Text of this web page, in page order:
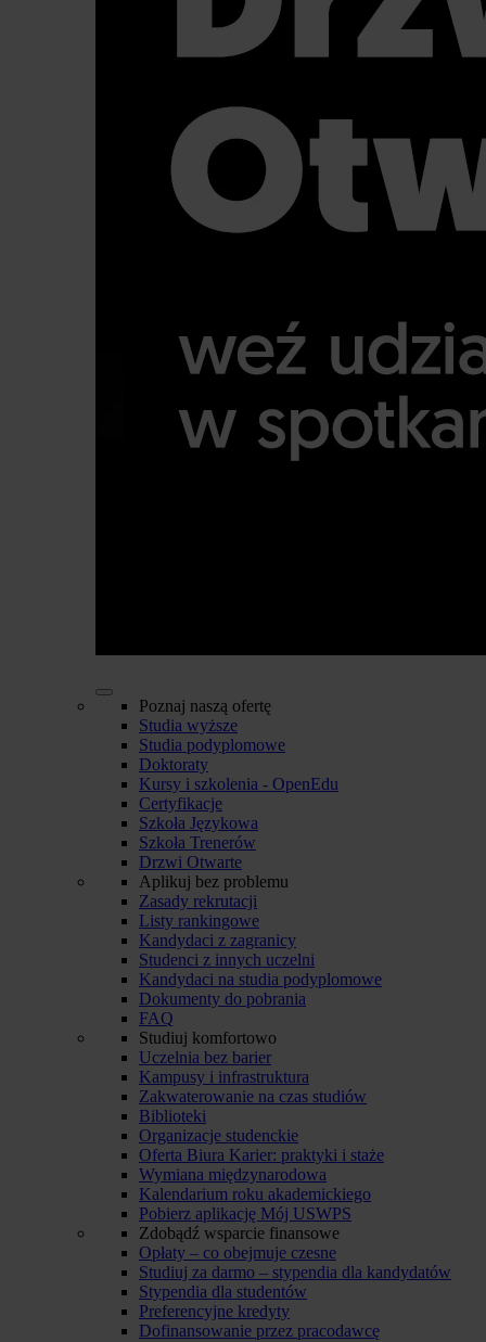
Poznaj naszą ofertę
Studia wyższe
Studia podyplomowe
Doktoraty
Kursy i szkolenia - OpenEdu
Certyfikacje
Szkoła Językowa
Szkoła Trenerów
Drzwi Otwarte
Aplikuj bez problemu
Zasady rekrutacji
Listy rankingowe
Kandydaci z zagranicy
Studenci z innych uczelni
Kandydaci na studia podyplomowe
Dokumenty do pobrania
FAQ
Studiuj komfortowo
Uczelnia bez barier
Kampusy i infrastruktura
Zakwaterowanie na czas studiów
Biblioteki
Organizacje studenckie
Oferta Biura Karier: praktyki i staże
Wymiana międzynarodowa
Kalendarium roku akademickiego
Pobierz aplikację Mój USWPS
Zdobądź wsparcie finansowe
Opłaty – co obejmuje czesne
Studiuj za darmo – stypendia dla kandydatów
Stypendia dla studentów
Preferencyjne kredyty
Dofinansowanie przez pracodawcę